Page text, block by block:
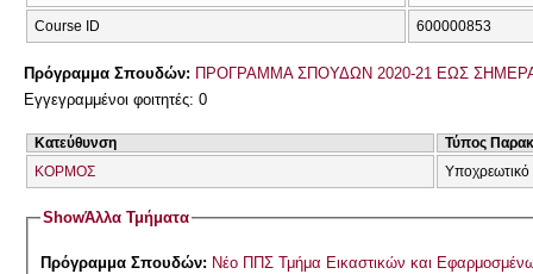
Course ID 600000853
Πρόγραμμα Σπουδών: ΠΡΟΓΡΑΜΜΑ ΣΠΟΥΔΩΝ 2020-21 ΕΩΣ
Εγγεγραμμένοι φοιτητές: 0
Κατεύθυνση
Τύπος
ΚΟΡΜΟΣ
Υποχρεωτικό
ShowΆλλα Τμήματα
Πρόγραμμα Σπουδών: Νέο ΠΠΣ Τμήμα Εικαστικών και